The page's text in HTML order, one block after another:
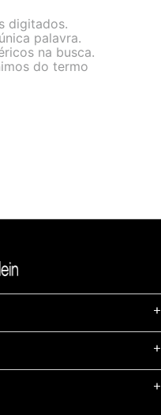
nossa loja virtual. Para
aviso de Cookies acesse
digitados.
palavra.
na busca.
do termo
+
+
+